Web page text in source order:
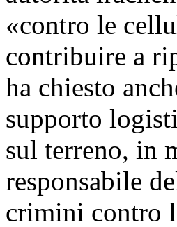
«contro le
contribuire a
ha chiesto
supporto
sul terreno, in
responsabile
crimini contro